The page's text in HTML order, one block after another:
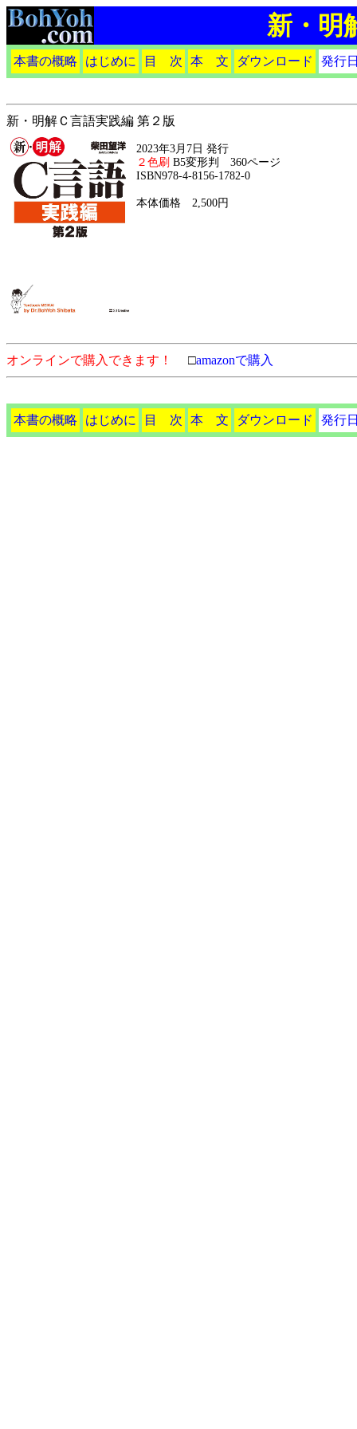
新・明
本書の概略 はじめに 目 次 本 文 ダウンロード 発行
新・明解Ｃ言語実践編 第２版
2023年3月7日 発行
２色刷 B5変形判 360ページ
ISBN978-4-8156-1782-0
本体価格 2,500円
オンラインで購入できます！ □amazonで購入
本書の概略 はじめに 目 次 本 文 ダウンロード 発行